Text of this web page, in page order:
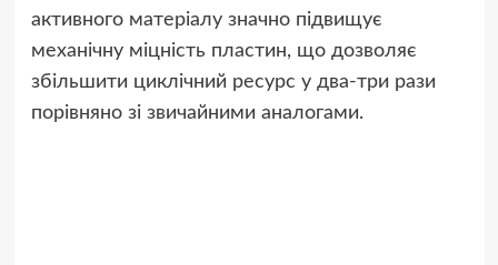
активного матеріалу значно підвищує
механічну міцність пластин, що дозволяє
збільшити циклічний ресурс у два-три рази
порівняно зі звичайними аналогами.